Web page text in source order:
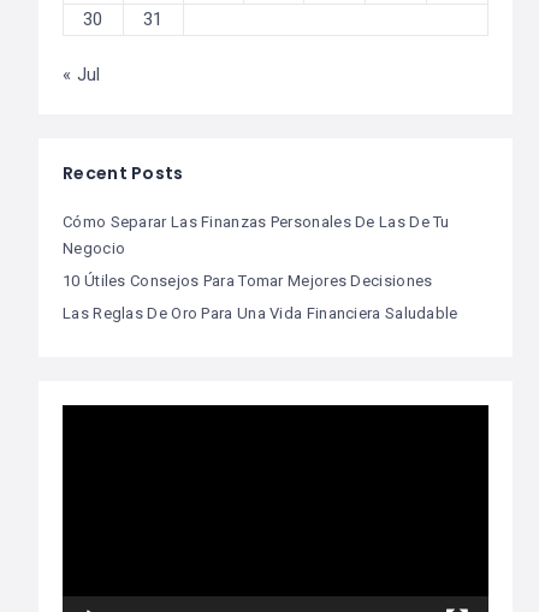
30
31
« Jul
Recent Posts
Cómo Separar Las Finanzas Personales De Las De Tu
Negocio
10 Útiles Consejos Para Tomar Mejores Decisiones
Las Reglas De Oro Para Una Vida Financiera Saludable